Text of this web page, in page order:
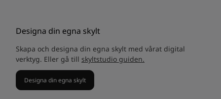
Designa din egna skylt
Skapa och designa din egna skylt med vårat digital
verktyg. Eller gå till skyltstudio guiden.
Designa din egna skylt